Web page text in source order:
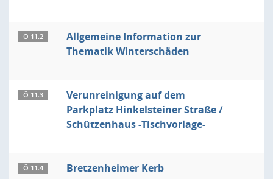
Ö 11.2
Allgemeine Information zur
Thematik Winterschäden
Ö 11.3
Verunreinigung auf dem
Parkplatz Hinkelsteiner Straße /
Schützenhaus -Tischvorlage-
Ö 11.4 Bretzenheimer Kerb